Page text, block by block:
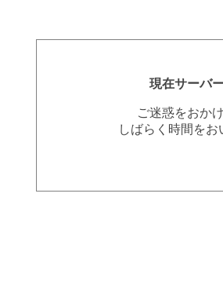
現在サーバ
ご迷惑をおか
しばらく時間を